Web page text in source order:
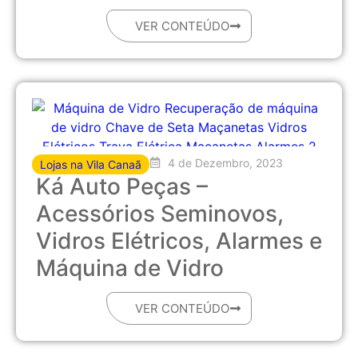
VER CONTEÚDO
Lojas na Vila Canaã 4 de Dezembro, 2023
Ká Auto Peças –
Acessórios Seminovos,
Vidros Elétricos, Alarmes e
Máquina de Vidro
VER CONTEÚDO